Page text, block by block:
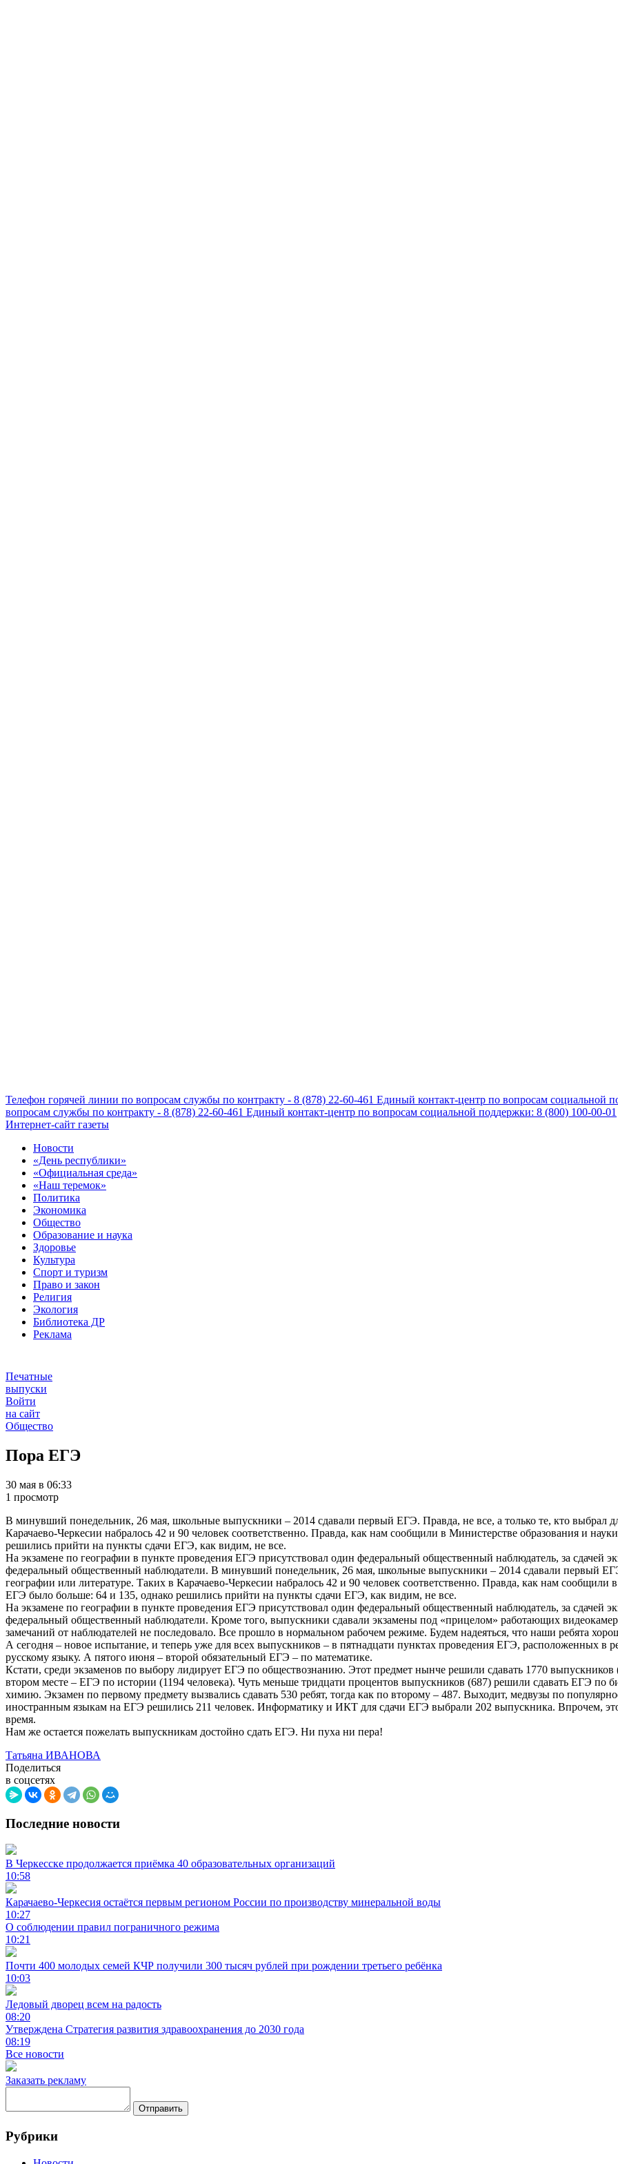
Телефон горячей линии по вопросам службы по контракту - 8 (878) 22-60-461 Единый контакт-центр по вопросам социальной
вопросам службы по контракту - 8 (878) 22-60-461 Единый контакт-центр по вопросам социальной поддержки: 8 (800) 100-00-01
Интернет-сайт газеты
Новости
«День республики»
«Официальная среда»
«Наш теремок»
Политика
Экономика
Общество
Образование и наука
Здоровье
Культура
Спорт и туризм
Право и закон
Религия
Экология
Библиотека ДР
Реклама
Печатные
выпуски
Войти
на сайт
Общество
Пора ЕГЭ
30 мая в 06:33
1 просмотр
В минувший понедельник, 26 мая, школьные выпускники – 2014 сдавали первый ЕГЭ. Правда, не все, а только те, кто выбрал
Карачаево-Черкесии набралось 42 и 90 человек соответственно. Правда, как нам сообщили в Министерстве образования и
решились прийти на пункты сдачи ЕГЭ, как видим, не все.
На экзамене по географии в пункте проведения ЕГЭ присутствовал один федеральный общественный наблюдатель, за сдачей
федеральный общественный наблюдатели. В минувший понедельник, 26 мая, школьные выпускники – 2014 сдавали первый
географии или литературе. Таких в Карачаево-Черкесии набралось 42 и 90 человек соответственно. Правда, как нам сообщили
ЕГЭ было больше: 64 и 135, однако решились прийти на пункты сдачи ЕГЭ, как видим, не все.
На экзамене по географии в пункте проведения ЕГЭ присутствовал один федеральный общественный наблюдатель, за сдачей
федеральный общественный наблюдатели. Кроме того, выпускники сдавали экзамены под «прицелом» работающих
замечаний от наблюдателей не последовало. Все прошло в нормальном рабочем режиме. Будем надеяться, что наши ребята
А сегодня – новое испытание, и теперь уже для всех выпускников – в пятнадцати пунктах проведения ЕГЭ, расположенных в
русскому языку. А пятого июня – второй обязательный ЕГЭ – по математике.
Кстати, среди экзаменов по выбору лидирует ЕГЭ по обществознанию. Этот предмет нынче решили сдавать 1770
втором месте – ЕГЭ по истории (1194 человека). Чуть меньше тридцати процентов выпускников (687) решили сдавать ЕГЭ по
химию. Экзамен по первому предмету вызвались сдавать 530 ребят, тогда как по второму – 487. Выходит, медвузы по
иностранным языкам на ЕГЭ решились 211 человек. Информатику и ИКТ для сдачи ЕГЭ выбрали 202 выпускника. Впрочем, это
время.
Нам же остается пожелать выпускникам достойно сдать ЕГЭ. Ни пуха ни пера!
Татьяна ИВАНОВА
Поделиться
в соцсетях
Последние новости
В Черкесске продолжается приёмка 40 образовательных организаций
10:58
Карачаево-Черкесия остаётся первым регионом России по производству минеральной воды
10:27
О соблюдении правил пограничного режима
10:21
Почти 400 молодых семей КЧР получили 300 тысяч рублей при рождении третьего ребёнка
10:03
Ледовый дворец всем на радость
08:20
Утверждена Стратегия развития здравоохранения до 2030 года
08:19
Все новости
Заказать рекламу
Отправить
Рубрики